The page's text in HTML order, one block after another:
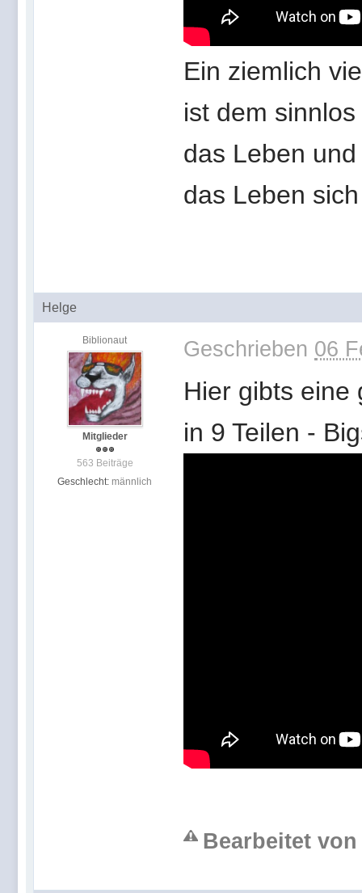
Ein ziemlich
ist dem
das Leben
das Leben
Helge
Biblionaut
Mitglieder
563 Beiträge
Geschlecht: männlich
Geschrieben 06
Hier gibts eine
in 9 Teilen -
Bearbeitet von